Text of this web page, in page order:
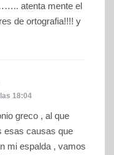
atenta mente el
de ortografia!!!! y
18:04
greco , al que
esas causas que
mi espalda , vamos